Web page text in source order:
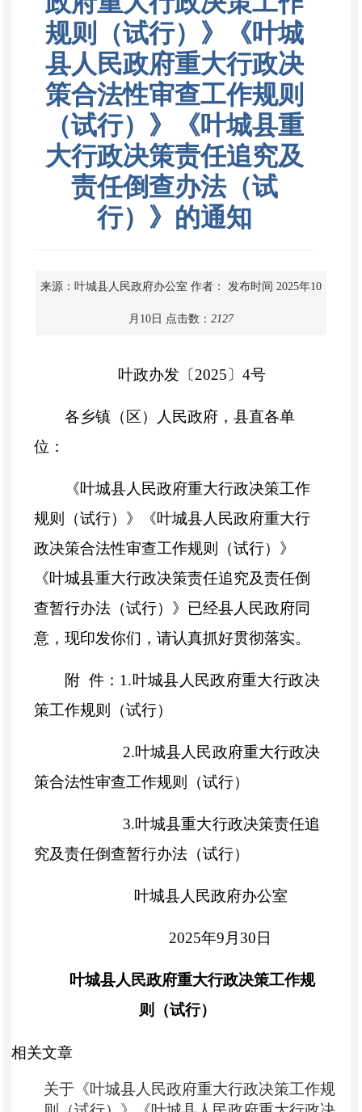
规则（试行）》《叶城
县人民政府重大行政决
策合法性审查工作规则
（试行）》《叶城县重
大行政决策责任追究及
责任倒查办法（试
行）》的通知
来源：叶城县人民政府办公室 作者： 发布时间 2025年10
月10日 点击数： 2127
叶政办发〔2025〕4号
各乡镇（区）人民政府，县直各单
位：
《叶城县人民政府重大行政决策工作
规则（试行）》《叶城县人民政府重大行
政决策合法性审查工作规则
（试行）》
《叶城县重大行政决策责任追究及责任倒
查暂行办法（试行）》已经县人民政府同
意，现印发你们，请认真抓好贯彻落实。
附 件：1.叶城县人民政府重大行政决
策工作规则（试行）
2.叶城县人民政府重大行政决
策合法性审查工作规则
（试行）
3.叶城县重大行政决策责任追
究及责任倒查暂行办法 （试行）
叶城县人民政府办公室
2025年9 月 30日
叶城县人民政府重大行政决策工作规
则（试行）
第一条 为规范县人民政府重大行政决
相关文章
关于《叶城县人民政府重大行政决策工作规